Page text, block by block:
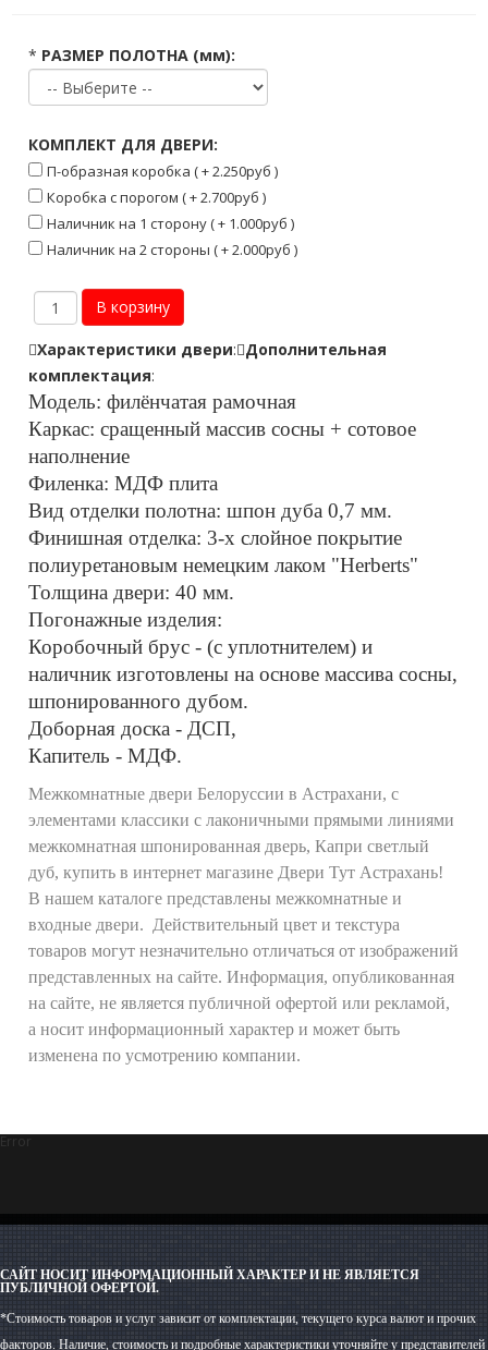
* РАЗМЕР ПОЛОТНА (мм):
КОМПЛЕКТ ДЛЯ ДВЕРИ:
П-образная коробка ( + 2.250руб )
Коробка с порогом ( + 2.700руб )
Наличник на 1 сторону ( + 1.000руб )
Наличник на 2 стороны ( + 2.000руб )
Характеристики двери: Дополнительная
комплектация:
Модель: филёнчатая рамочная
Каркас: сращенный массив сосны + сотовое
наполнение
Филенка: МДФ плита
Вид отделки полотна: шпон дуба 0,7 мм.
Финишная отделка: 3-х слойное покрытие
полиуретановым немецким лаком "Herberts"
Толщина двери: 40 мм.
Погонажные изделия:
Коробочный брус - (с уплотнителем) и
наличник изготовлены на основе массива сосны,
шпонированного дубом.
Доборная доска - ДСП,
Капитель - МДФ.
Межкомнатные двери Белоруссии в Астрахани, с
элементами классики с лаконичными прямыми линиями
межкомнатная шпонированная дверь, Капри светлый
дуб, купить в интернет магазине Двери Тут Астрахань!
В нашем каталоге представлены межкомнатные и
входные двери. Действительный цвет и текстура
товаров могут незначительно отличаться от изображений
представленных на сайте. Информация, опубликованная
на сайте, не является публичной офертой или рекламой,
а носит информационный характер и может быть
изменена по усмотрению компании.
Error
САЙТ НОСИТ ИНФОРМАЦИОННЫЙ ХАРАКТЕР И НЕ ЯВЛЯЕТСЯ
ПУБЛИЧНОЙ ОФЕРТОЙ.
*Стоимость товаров и услуг зависит от комплектации, текущего курса валют и прочих
факторов. Наличие, стоимость и подробные характеристики уточняйте у представителей